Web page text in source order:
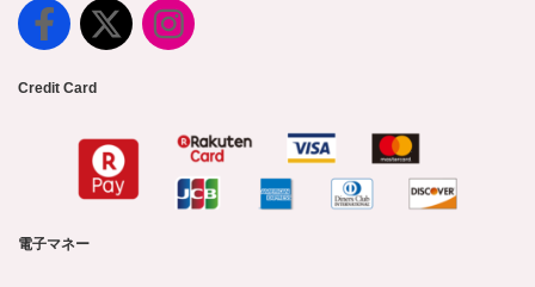
Credit Card
電子マネー